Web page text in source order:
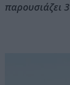
παρουσιάζει